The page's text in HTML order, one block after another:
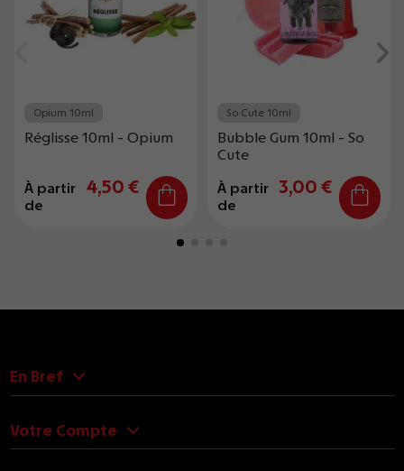
Opium 10ml
Réglisse 10ml - Opium
À partir
de
4,50 €
So Cute 10ml
Bubble Gum 10ml - So
Cute
À partir
de
3,00 €
En Bref
Votre Compte